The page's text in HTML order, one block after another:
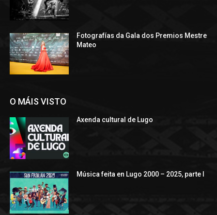
Fotografías da Gala dos Premios Mestre
Mateo
O MÁIS VISTO
Axenda cultural de Lugo
Música feita en Lugo 2000 – 2025, parte I